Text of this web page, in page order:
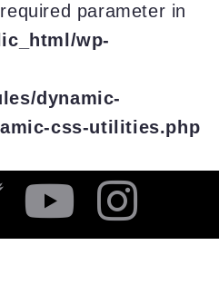
parameter in
wp-
dynamic-
css-utilities.php